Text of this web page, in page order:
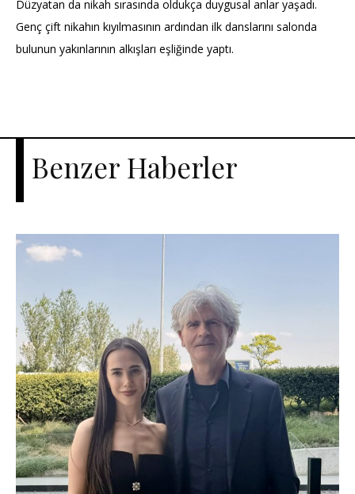
Düzyatan da nikah sırasında oldukça duygusal anlar yaşadı.
Genç çift nikahın kıyılmasının ardından ilk danslarını salonda
bulunun yakınlarının alkışları eşliğinde yaptı.
Benzer Haberler